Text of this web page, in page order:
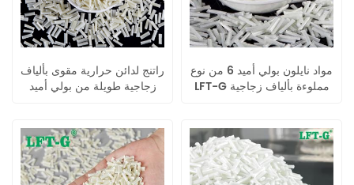
راتنج لدائن حرارية مقوى بألياف
زجاجية طويلة من بولي أميد
مواد نايلون بولي أميد 6 من نوع
LFT-G مملوءة بألياف زجاجية